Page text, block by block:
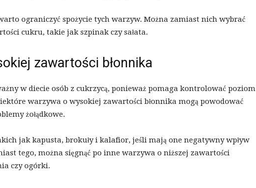
ograniczyć spożycie tych warzyw. Można zamiast nich wybrać
cukru, takie jak szpinak czy sałata.
zawartości błonnika
w diecie osób z cukrzycą, ponieważ pomaga kontrolować poziom
warzywa o wysokiej zawartości błonnika mogą powodować
żołądkowe.
jak kapusta, brokuły i kalafior, jeśli mają one negatywny wpływ
tego, można sięgnąć po inne warzywa o niższej zawartości
czy ogórki.